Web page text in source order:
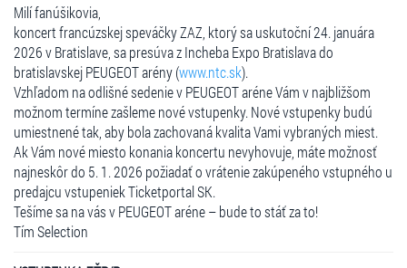
Milí fanúšikovia,
koncert francúzskej speváčky ZAZ, ktorý sa uskutoční 24. januára
2026 v Bratislave, sa presúva z Incheba Expo Bratislava do
bratislavskej PEUGEOT arény (www.ntc.sk).
Vzhľadom na odlišné sedenie v PEUGEOT aréne Vám v najbližšom
možnom termíne zašleme nové vstupenky. Nové vstupenky budú
umiestnené tak, aby bola zachovaná kvalita Vami vybraných miest.
Ak Vám nové miesto konania koncertu nevyhovuje, máte možnosť
najneskôr do 5. 1. 2026 požiadať o vrátenie zakúpeného vstupného u
predajcu vstupeniek Ticketportal SK.
Tešíme sa na vás v PEUGEOT aréne – bude to stáť za to!
Tím Selection